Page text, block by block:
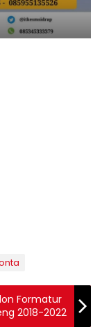
Formatur
2018-2022